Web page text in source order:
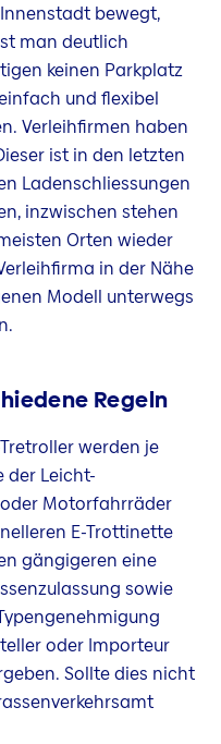
bewegt,
man deutlich
keinen Parkplatz
und flexibel
Verleihfirmen haben
ist in den letzten
Ladenschliessungen
inzwischen stehen
Orten wieder
in der Nähe
Modell unterwegs
Regeln
werden je
der Leicht-
Motorfahrräder
E-Trottinette
gängigeren eine
sowie
oder Importeur
Sollte dies nicht